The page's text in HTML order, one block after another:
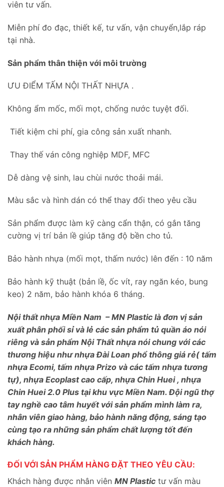
viên tư vấn.
Miễn phí đo đạc, thiết kế, tư vấn, vận chuyển,lắp ráp
tại nhà.
Sản phẩm thân thiện với môi trường
ƯU ĐIỂM TẤM NỘI THẤT NHỰA .
Không ẩm mốc, mối mọt, chống nước tuyệt đối.
Tiết kiệm chi phí, gia công sản xuất nhanh.
Thay thế ván công nghiệp MDF, MFC
Dễ dàng vệ sinh, lau chùi nước thoải mái.
Màu sắc và hình dán có thể thay đổi theo yêu cầu
Sản phẩm được làm kỹ càng cẩn thận, có gắn tăng
cường vị trí bản lề giúp tăng độ bền cho tủ.
Bảo hành nhựa (mối mọt, thấm nước) lên đến : 10 năm
Bảo hành kỹ thuật (bản lề, ốc vít, ray ngăn kéo, bung
keo) 2 năm, bảo hành khóa 6 tháng.
Nội thất nhựa Miền Nam – MN Plastic là đơn vị sản
xuất phân phối sỉ và lẻ các sản phẩm tủ quần áo nói
riêng và sản phẩm Nội Thất nhựa nói chung với các
thương hiệu như nhựa Đài Loan phổ thông giá rẻ( tấm
nhựa Ecomi, tấm nhựa Prizo và các tấm nhựa tương
tự), nhựa Ecoplast cao cấp, nhựa Chin Huei , nhựa
Chin Huei 2.0 Plus tại khu vực Miền Nam. Đội ngũ thợ
tay nghề cao tâm huyết với sản phẩm mình làm ra,
nhân viên giao hàng, bảo hành năng động, sáng tạo
cùng tạo ra những sản phẩm chất lượng tốt đến
khách hàng.
ĐỐI VỚI SẢN PHẨM HÀNG ĐẶT THEO YÊU CẦU:
Khách hàng được nhân viên MN Plastic tư vấn màu